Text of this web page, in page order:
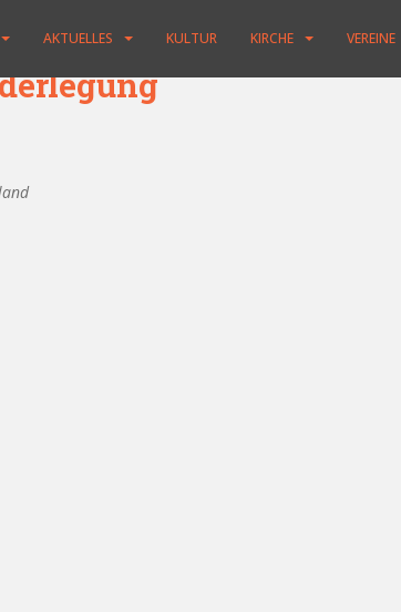
AKTUELLES KULTUR KIRCHE VEREINE